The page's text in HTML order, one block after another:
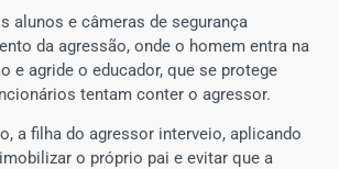
alunos e câmeras de segurança
da agressão, onde o homem entra na
e agride o educador, que se protege
tentam conter o agressor.
a filha do agressor interveio, aplicando
o próprio pai e evitar que a